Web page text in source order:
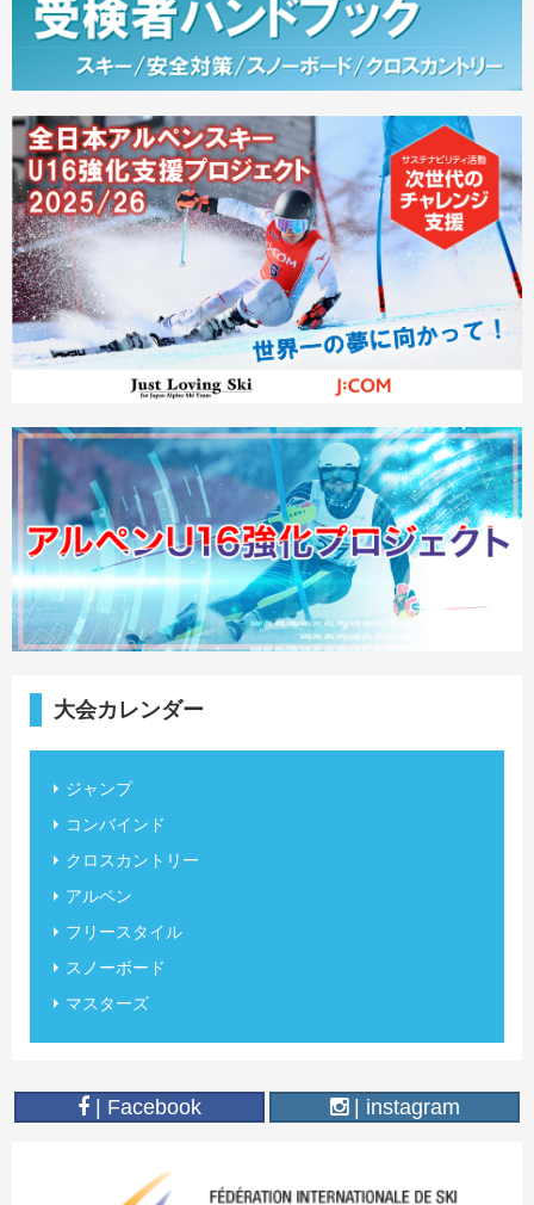
大会カレンダー
ジャンプ
コンバインド
クロスカントリー
アルペン
フリースタイル
スノーボード
マスターズ
| Facebook | instagram